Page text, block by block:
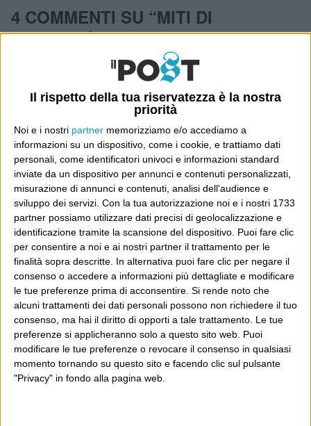
Il rispetto della tua riservatezza è la nostra
priorità
Noi e i nostri partner memorizziamo e/o accediamo a
informazioni su un dispositivo, come i cookie, e trattiamo dati
personali, come identificatori univoci e informazioni standard
inviate da un dispositivo per annunci e contenuti personalizzati,
misurazione di annunci e contenuti, analisi dell'audience e
sviluppo dei servizi. Con la tua autorizzazione noi e i nostri 1733
partner possiamo utilizzare dati precisi di geolocalizzazione e
identificazione tramite la scansione del dispositivo. Puoi fare clic
per consentire a noi e ai nostri partner il trattamento per le
finalità sopra descritte. In alternativa puoi fare clic per negare il
consenso o accedere a informazioni più dettagliate e modificare
le tue preferenze prima di acconsentire. Si rende noto che
alcuni trattamenti dei dati personali possono non richiedere il tuo
consenso, ma hai il diritto di opporti a tale trattamento. Le tue
preferenze si applicheranno solo a questo sito web. Puoi
modificare le tue preferenze o revocare il consenso in qualsiasi
momento tornando su questo sito e facendo clic sul pulsante
"Privacy" in fondo alla pagina web.
4 COMMENTI SU “MITI DI
GIOVENTÙ”
cacioman
31 Maggio 2011 at
08:56
Come non c’è mai stata in Italia una
destra democratica o quanto meno
non eversiva.
ilbarbaro 1 Giugno 2011 at 08:52
Come non c’è mai stato un Ferrara
intelligente, tanto meno geniale, ve
lo siete inventati voi. Perché le
vostre invenzioni vi fanno un gran
comodo.